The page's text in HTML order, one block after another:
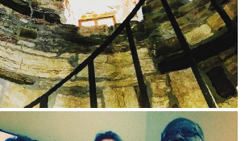
Ago 3